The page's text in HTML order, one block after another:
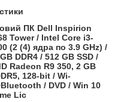
ПК Dell Inspirion
Tower / Intel Core i3-
(2 (4) ядра по 3.9 GHz) /
DDR4 / 512 GB SSD /
Radeon R9 350, 2 GB
128-bit / Wi-
/ DVD / Win 10
Lic